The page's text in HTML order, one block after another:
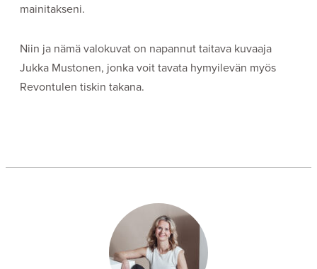
mainitakseni.
Niin ja nämä valokuvat on napannut taitava kuvaaja
Jukka Mustonen, jonka voit tavata hymyilevän myös
Revontulen tiskin takana.